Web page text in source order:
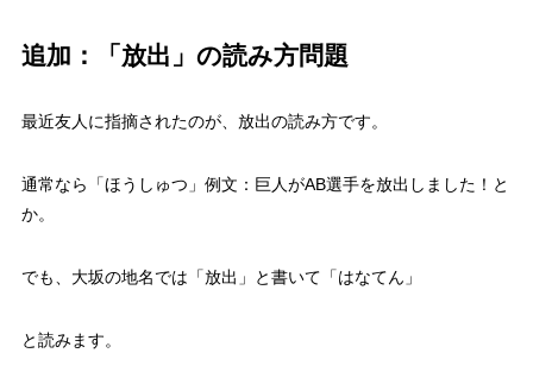
追加：「放出」の読み方問題
最近友人に指摘されたのが、 放出の読み方です。
通常なら「ほうしゅつ」例文：巨人がAB選手を放出しました！と
か。
でも、大坂の地名では「放出」と書いて 「はなてん」
と読みます。